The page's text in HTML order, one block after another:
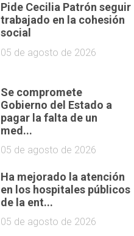
Pide Cecilia Patrón seguir
trabajado en la cohesión
social
05 de agosto de 2026
Se compromete
Gobierno del Estado a
pagar la falta de un
med...
05 de agosto de 2026
Ha mejorado la atención
en los hospitales públicos
de la ent...
05 de agosto de 2026